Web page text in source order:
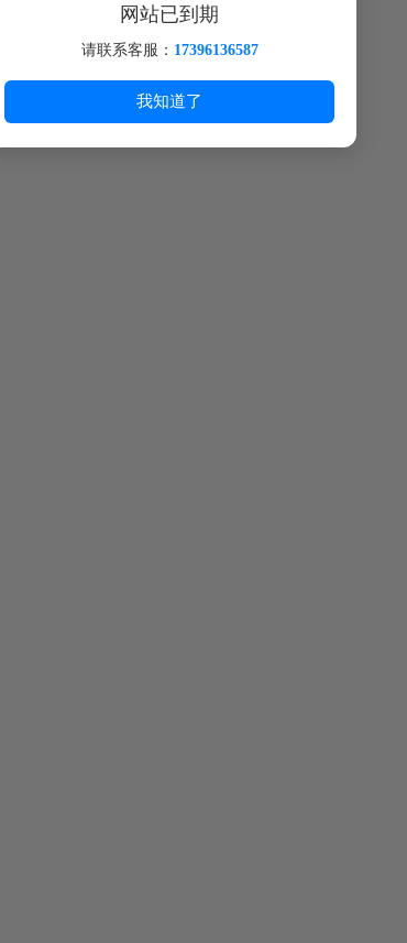
网站已到期
请联系客服： 17396136587
我知道了